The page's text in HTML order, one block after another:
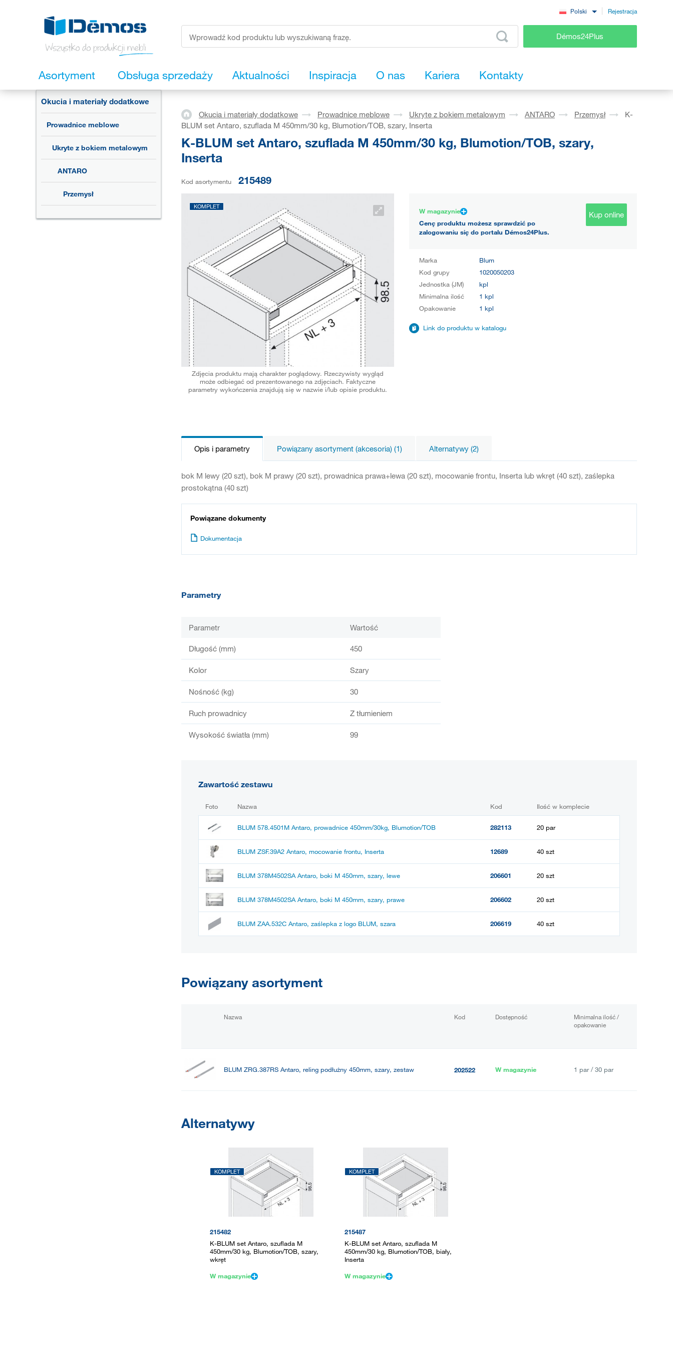
Polski Rejestracja
Démos24Plus
Asortyment Obsługa sprzedaży Aktualności Inspiracja O nas Kariera Kontakty
Okucia i materiały dodatkowe
Prowadnice meblowe
Ukryte z bokiem metalowym
ANTARO
Przemysł
Okucia i materiały dodatkowe Prowadnice meblowe Ukryte z bokiem metalowym ANTARO Przemysł
K-
BLUM set Antaro, szuflada M 450mm/30 kg, Blumotion/TOB, szary, Inserta
K-BLUM set Antaro, szuflada M 450mm/30 kg, Blumotion/TOB, szary,
Inserta
Kod asortymentu 215489
KOMPLET
Zdjęcia produktu mają charakter poglądowy. Rzeczywisty wygląd
może odbiegać od prezentowanego na zdjęciach. Faktyczne
parametry wykończenia znajdują się w nazwie i/lub opisie produktu.
W magazynie
Cenę produktu możesz sprawdzić po
zalogowaniu się do portalu Démos24Plus.
Kup online
Marka
Blum
Kod grupy
1020050203
Jednostka (JM)
kpl
Minimalna ilość
1 kpl
Opakowanie
1 kpl
Link do produktu w katalogu
Opis i parametry Powiązany asortyment (akcesoria) (1) Alternatywy (2)
bok M lewy (20 szt), bok M prawy (20 szt), prowadnica prawa+lewa (20 szt), mocowanie frontu, Inserta lub wkręt (40 szt), zaślepka
prostokątna (40 szt)
Powiązane dokumenty
Dokumentacja
Parametry
Parametr Wartość
Długość (mm) 450
Kolor Szary
Nośność (kg) 30
Ruch prowadnicy Z tłumieniem
Wysokość światła (mm) 99
Zawartość zestawu
Foto Nazwa Kod Ilość w komplecie
BLUM 578.4501M Antaro, prowadnice 450mm/30kg, Blumotion/TOB 282113 20 par
BLUM ZSF.39A2 Antaro, mocowanie frontu, Inserta 12689 40 szt
BLUM 378M4502SA Antaro, boki M 450mm, szary, lewe 206601 20 szt
BLUM 378M4502SA Antaro, boki M 450mm, szary, prawe 206602 20 szt
BLUM ZAA.532C Antaro, zaślepka z logo BLUM, szara 206619 40 szt
Powiązany asortyment
Nazwa Kod Dostępność
Minimalna ilość /
opakowanie
BLUM ZRG.387RS Antaro, reling podłużny 450mm, szary, zestaw 202522 W magazynie 1 par / 30 par
Alternatywy
KOMPLET
215482
K-BLUM set Antaro, szuflada M
450mm/30 kg, Blumotion/TOB, szary,
wkręt
W magazynie
KOMPLET
215487
K-BLUM set Antaro, szuflada M
450mm/30 kg, Blumotion/TOB, biały,
Inserta
W magazynie